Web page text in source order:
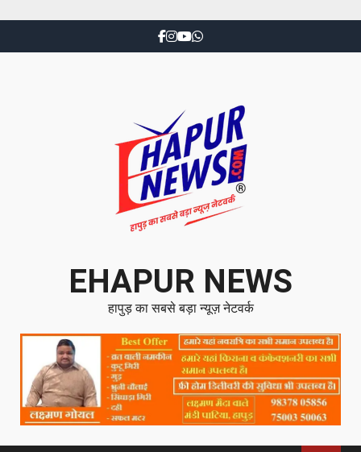
EHAPUR NEWS
हापुड़ का सबसे बड़ा न्यूज़ नेटवर्क